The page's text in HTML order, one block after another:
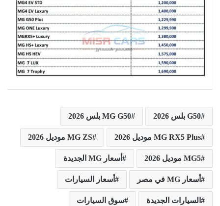
G50 بلس 2026 MG G50 بلس 2026
MG RX5 Plus موديل 2026 MG ZS موديل 2026
MG5 موديل 2026 أسعار MG الجديدة
أسعار MG في مصر أسعار السيارات
السيارات الجديدة سوق السيارات